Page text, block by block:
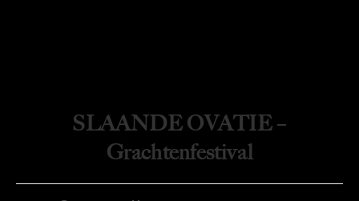
SLAANDE OVATIE –
Grachtenfestival